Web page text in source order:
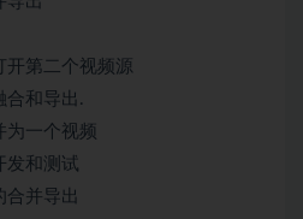
第二个视频源
和导出.
为一个视频
发和测试
合并导出